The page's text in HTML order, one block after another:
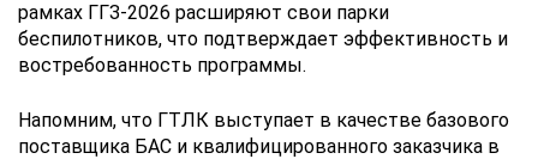
рамках ГГЗ-2026 расширяют свои парки
беспилотников, что подтверждает эффективность и
востребованность программы.
Напомним, что ГТЛК выступает в качестве базового
поставщика БАС и квалифицированного заказчика в